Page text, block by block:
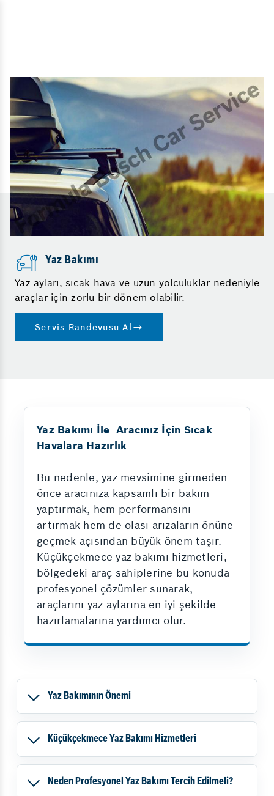
Yaz Bakımı
Yaz ayları, sıcak hava ve uzun yolculuklar nedeniyle
araçlar için zorlu bir dönem olabilir.
Servis Randevusu Al
Yaz Bakımı İle Aracınız İçin Sıcak
Havalara Hazırlık
Bu nedenle, yaz mevsimine girmeden
önce aracınıza kapsamlı bir bakım
yaptırmak, hem performansını
artırmak hem de olası arızaların önüne
geçmek açısından büyük önem taşır.
Küçükçekmece yaz bakımı hizmetleri,
bölgedeki araç sahiplerine bu konuda
profesyonel çözümler sunarak,
araçlarını yaz aylarına en iyi şekilde
hazırlamalarına yardımcı olur.
Yaz Bakımının Önemi
Küçükçekmece Yaz Bakımı Hizmetleri
Neden Profesyonel Yaz Bakımı Tercih Edilmeli?